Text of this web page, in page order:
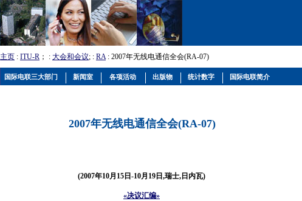
主页 : ITU-R ； : 大会和会议; : RA: 2007年无线电通信全会(RA-07)
2007年无线电通信全会(RA-07)
(2007年10月15日-10月19日,瑞士,日内瓦)
«决议汇编»
国际电联三大部门 新闻室 各项活动 出版物 统计数字 国际电联简介